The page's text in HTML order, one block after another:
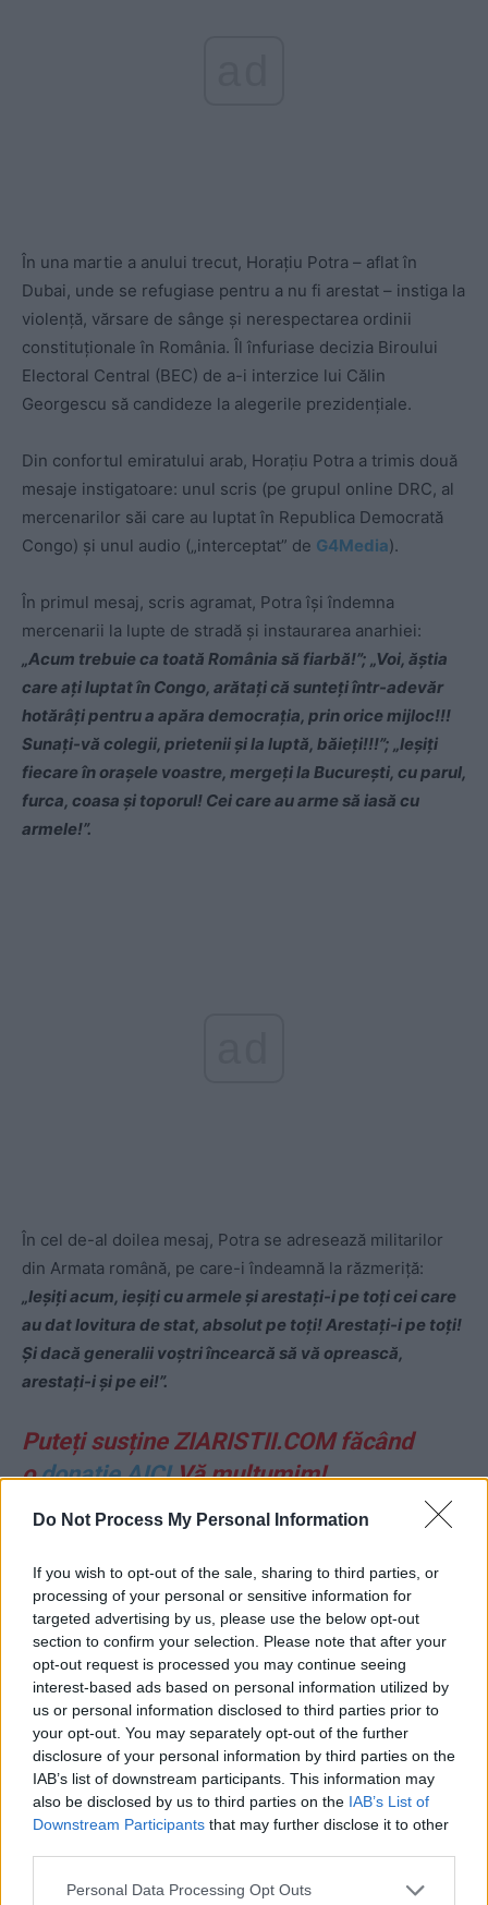
Do Not Process My Personal Information
If you wish to opt-out of the sale, sharing to third parties, or
processing of your personal or sensitive information for
targeted advertising by us, please use the below opt-out
section to confirm your selection. Please note that after your
opt-out request is processed you may continue seeing
interest-based ads based on personal information utilized by
us or personal information disclosed to third parties prior to
your opt-out. You may separately opt-out of the further
disclosure of your personal information by third parties on the
IAB’s list of downstream participants. This information may
also be disclosed by us to third parties on the IAB’s List of
Downstream Participants that may further disclose it to other
Personal Data Processing Opt Outs
În una martie a anului trecut, Horațiu Potra – aflat în
Dubai, unde se refugiase pentru a nu fi arestat – instiga la
violență, vărsare de sânge și nerespectarea ordinii
constituționale în România. Îl înfuriase decizia Biroului
Electoral Central (BEC) de a-i interzice lui Călin
Georgescu să candideze la alegerile prezidențiale.
Din confortul emiratului arab, Horațiu Potra a trimis două
mesaje instigatoare: unul scris (pe grupul online DRC, al
mercenarilor săi care au luptat în Republica Democrată
Congo) și unul audio („interceptat” de G4Media).
În primul mesaj, scris agramat, Potra își îndemna
mercenarii la lupte de stradă și instaurarea anarhiei:
„Acum trebuie ca toată România să fiarbă!”; „Voi, ăștia
care ați luptat în Congo, arătați că sunteți într-adevăr
hotărâți pentru a apăra democrația, prin orice mijloc!!!
Sunați-vă colegii, prietenii și la luptă, băieți!!!”; „Ieșiți
fiecare în orașele voastre, mergeți la București, cu parul,
furca, coasa și toporul! Cei care au arme să iasă cu
armele!”.
În cel de-al doilea mesaj, Potra se adresează militarilor
din Armata română, pe care-i îndeamnă la răzmeriță:
„Ieșiți acum, ieșiți cu armele și arestați-i pe toți cei care
au dat lovitura de stat, absolut pe toți! Arestați-i pe toți!
Și dacă generalii voștri încearcă să vă oprească,
arestați-i și pe ei!”.
Puteți susține ZIARISTII.COM făcând
odonație AICI.Vă mulțumim!
*Lider PSD către Ciolacu: „Ai făcut sau n-ai
făcut 9,3% deficit? S-a aruncat cu banii și la
câini” / „Jucăm alba-neagra de 6 luni. Bolojan
își face treaba”
*La a șasea încercare, CCR a decis: legea
pensiilor speciale e constituțională! Un PSD-ist
a „trădat” la vot: 6-3 în loc de 5-4
la 51 de ani, cu cel puțin 5.500 de euro pe lună!